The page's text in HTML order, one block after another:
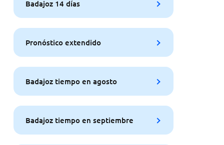
Badajoz 14 días
Pronóstico extendido
Badajoz tiempo en agosto
Badajoz tiempo en septiembre